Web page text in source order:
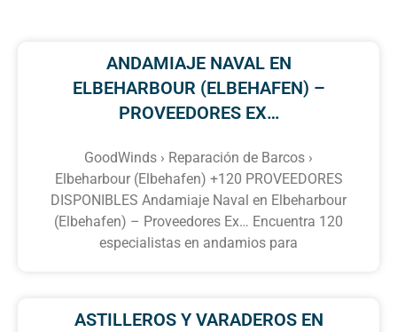
ANDAMIAJE NAVAL EN
ELBEHARBOUR (ELBEHAFEN) –
PROVEEDORES EX…
GoodWinds › Reparación de Barcos ›
Elbeharbour (Elbehafen) +120 PROVEEDORES
DISPONIBLES Andamiaje Naval en Elbeharbour
(Elbehafen) – Proveedores Ex… Encuentra 120
especialistas en andamios para
ASTILLEROS Y VARADEROS EN